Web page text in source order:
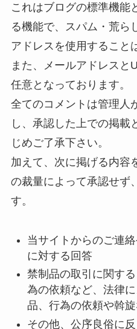
これはブログの標準機能
る機能で、スパム・荒ら
アドレスを使用すること
また、メールアドレスと
任意となっております。
全てのコメントは管理人
し、承認した上での掲載
じめご了承下さい。
加えて、次に掲げる内容
の裁量によって承認せず
す。
当サイトからのご連
に対する回答
禁制品の取引に関す
為の依頼など、法律
品、行為の依頼や斡
その他、公序良俗に